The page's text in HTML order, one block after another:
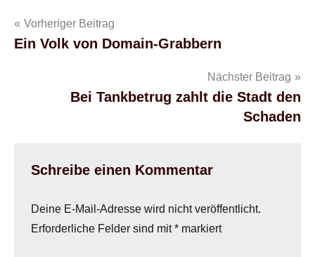
Beitragsnavigation
Vorheriger Beitrag
Ein Volk von Domain-Grabbern
Nächster Beitrag
Bei Tankbetrug zahlt die Stadt den
Schaden
Schreibe einen Kommentar
Deine E-Mail-Adresse wird nicht veröffentlicht.
Erforderliche Felder sind mit* markiert